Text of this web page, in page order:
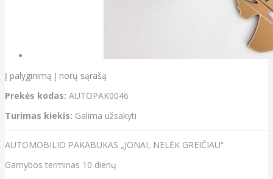
Į palyginimą Į norų sąrašą
Prekės kodas: AUTOPAK0046
Turimas kiekis: Galima užsakyti
AUTOMOBILIO PAKABUKAS „JONAI, NELĖK GREIČIAU“
Gamybos terminas 10 dienų